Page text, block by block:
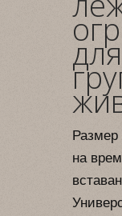
Размер
на